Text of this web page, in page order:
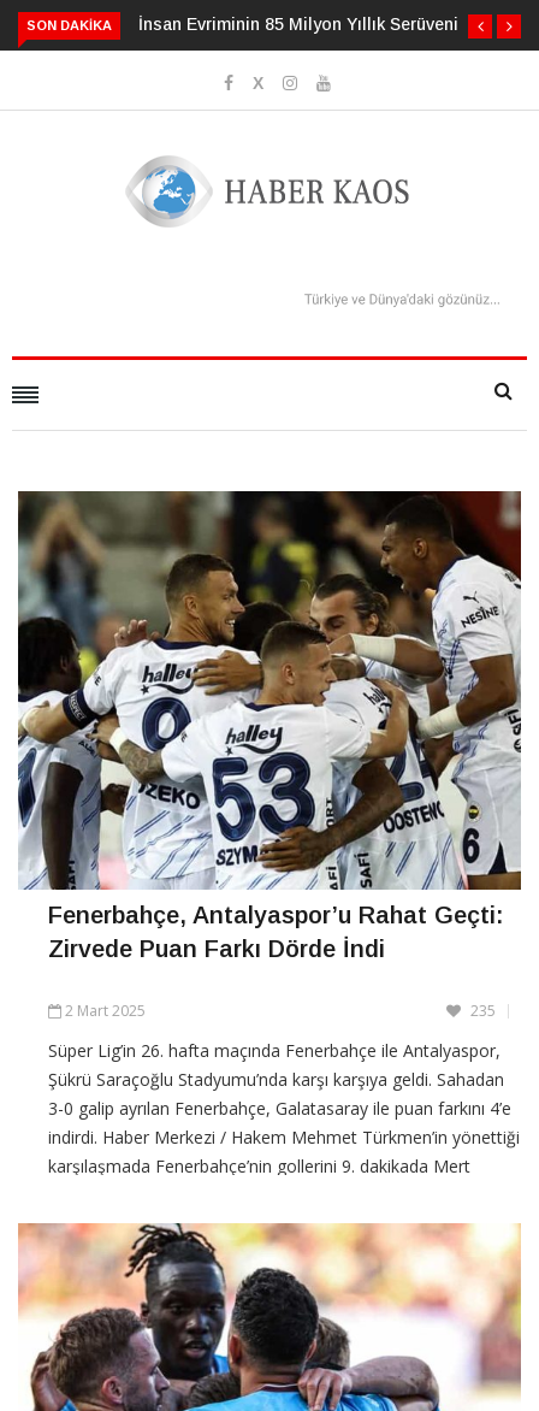
SON DAKIKA İnsan Evriminin 85 Milyon Yıllık Serüveni
Fenerbahçe, Antalyaspor’u Rahat Geçti:
Zirvede Puan Farkı Dörde İndi
2 Mart 2025 235
Süper Lig’in 26. hafta maçında Fenerbahçe ile Antalyaspor,
Şükrü Saraçoğlu Stadyumu’nda karşı karşıya geldi. Sahadan
3-0 galip ayrılan Fenerbahçe, Galatasaray ile puan farkını 4’e
indirdi. Haber Merkezi / Hakem Mehmet Türkmen’in yönettiği
karşılaşmada Fenerbahçe’nin gollerini 9. dakikada Mert
CONTINUE READING